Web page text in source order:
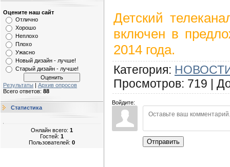
Оцените наш сайт
Отлично
Хорошо
Неплохо
Плохо
Ужасно
Новый дизайн - лучше!
Старый дизайн - лучше!
Результаты | Архив опросов
Всего ответов: 88
Статистика
Онлайн всего: 1
Гостей: 1
Пользователей: 0
Детский
включен в
2014 года.
Категория:
Просмотров: 719 |
Войдите:
Отправить